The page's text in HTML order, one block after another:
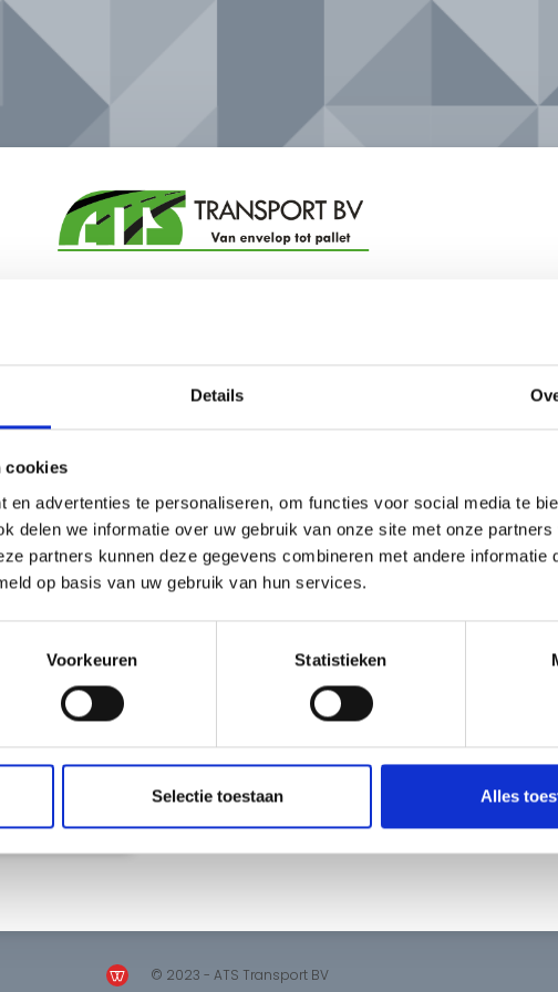
Details
cookies
en advertenties te personaliseren, om functies voor social media te
delen we informatie over uw gebruik van onze site met onze
partners kunnen deze gegevens combineren met andere informatie
op basis van uw gebruik van hun services.
Voorkeuren Statistieken
Selectie toestaan Alles
Ontdek5redenen
We zeggen geen “nee”
24/7 bereikbaar
DOWNLOAD HET
© 2023 - ATS Transport BV